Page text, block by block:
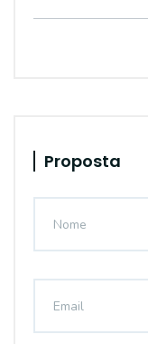
Proposta